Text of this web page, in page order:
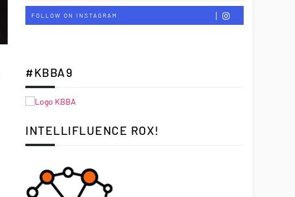
FOLLOW ON INSTAGRAM
#KBBA9
INTELLIFLUENCE ROX!